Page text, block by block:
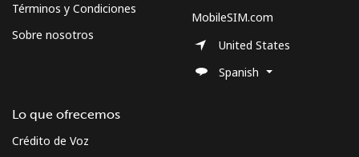
Términos y Condiciones
Sobre nosotros
Lo que ofrecemos
Crédito de Voz
MobileSIM.com
United States
Spanish